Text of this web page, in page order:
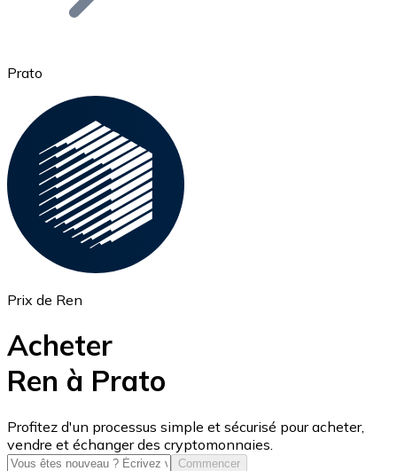
Ethereum
ETH
USD Coin
USDC
Prato
Prix de Ren
Acheter
Ren à Prato
Profitez d'un processus simple et sécurisé pour acheter,
vendre et échanger des cryptomonnaies.
Commencer